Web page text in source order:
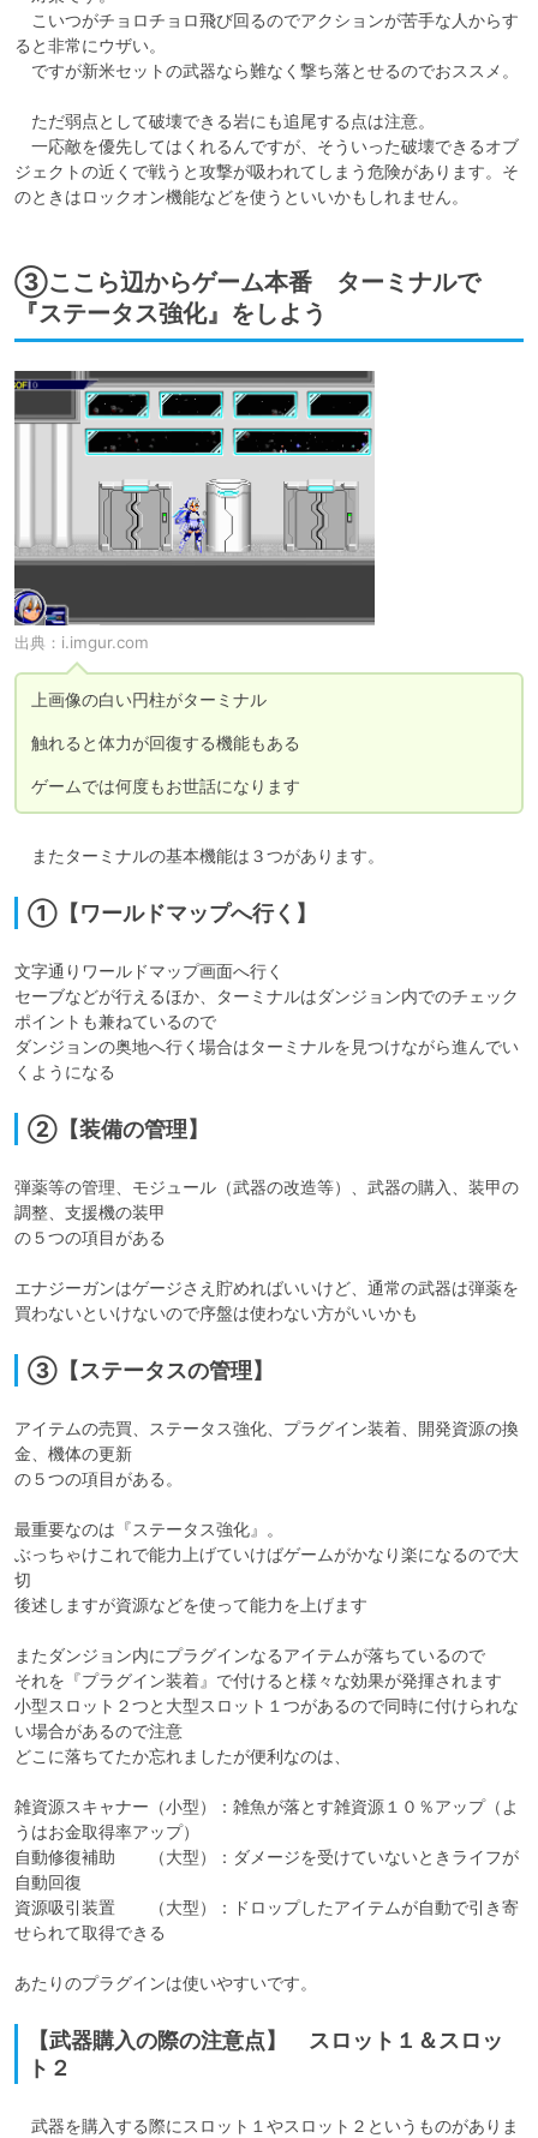
こいつがチョロチョロ飛び回るのでアクションが苦手な人からす
ると非常にウザい。
ですが新米セットの武器なら難なく撃ち落とせるのでおススメ。
ただ弱点として破壊できる岩にも追尾する点は注意。
一応敵を優先してはくれるんですが、そういった破壊できるオブ
ジェクトの近くで戦うと攻撃が吸われてしまう危険があります。そ
のときはロックオン機能などを使うといいかもしれません。
③ここら辺からゲーム本番 ターミナルで
『ステータス強化』をしよう
出典： i.imgur.com
上画像の白い円柱がターミナル
触れると体力が回復する機能もある
ゲームでは何度もお世話になります
またターミナルの基本機能は３つがあります。
①【ワールドマップへ行く】
文字通りワールドマップ画面へ行く
セーブなどが行えるほか、ターミナルはダンジョン内でのチェック
ポイントも兼ねているので
ダンジョンの奥地へ行く場合はターミナルを見つけながら進んでい
②【装備の管理】
弾薬等の管理、モジュール（武器の改造等）、武器の購入、装甲の
調整、支援機の装甲
の５つの項目がある
エナジーガンはゲージさえ貯めればいいけど、通常の武器は弾薬を
③【ステータスの管理】
アイテムの売買、ステータス強化、プラグイン装着、開発資源の換
金、機体の更新
の５つの項目がある。
最重要なのは『ステータス強化』。
ぶっちゃけこれで能力上げていけばゲームがかなり楽になるので大
切
後述しますが資源などを使って能力を上げます
またダンジョン内にプラグインなるアイテムが落ちているので
それを『プラグイン装着』で付けると様々な効果が発揮されます
小型スロット２つと大型スロット１つがあるので同時に付けられな
い場合があるので注意
どこに落ちてたか忘れましたが便利なのは、
雑資源スキャナー（小型）：雑魚が落とす雑資源１０％アップ（よ
うはお金取得率アップ）
自動修復補助　　（大型）：ダメージを受けていないときライフが
自動回復
資源吸引装置　　（大型）：ドロップしたアイテムが自動で引き寄
せられて取得できる
【武器購入の際の注意点】 スロット１＆スロッ
ト２
武器を購入する際にスロット１やスロット２というものがありま